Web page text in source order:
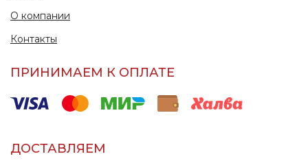
О компании
Контакты
ПРИНИМАЕМ К ОПЛАТЕ
ДОСТАВЛЯЕМ